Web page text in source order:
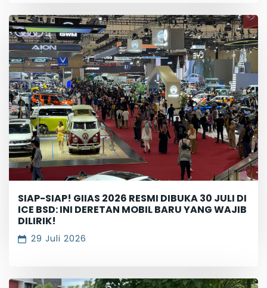
SIAP-SIAP! GIIAS 2026 RESMI DIBUKA 30 JULI DI
ICE BSD: INI DERETAN MOBIL BARU YANG WAJIB
DILIRIK!
29 Juli 2026